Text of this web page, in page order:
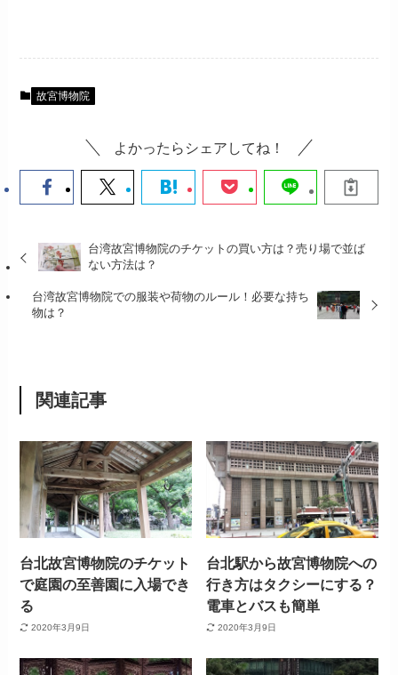
故宮博物院
よかったらシェアしてね！
台湾故宮博物院のチケットの買い方は？売り場で並ば
ない方法は？
台湾故宮博物院での服装や荷物のルール！必要な持ち
物は？
関連記事
台北故宮博物院のチケット
で庭園の至善園に入場でき
る
2020年3月9日
台北駅から故宮博物院への
行き方はタクシーにする？
電車とバスも簡単
2020年3月9日